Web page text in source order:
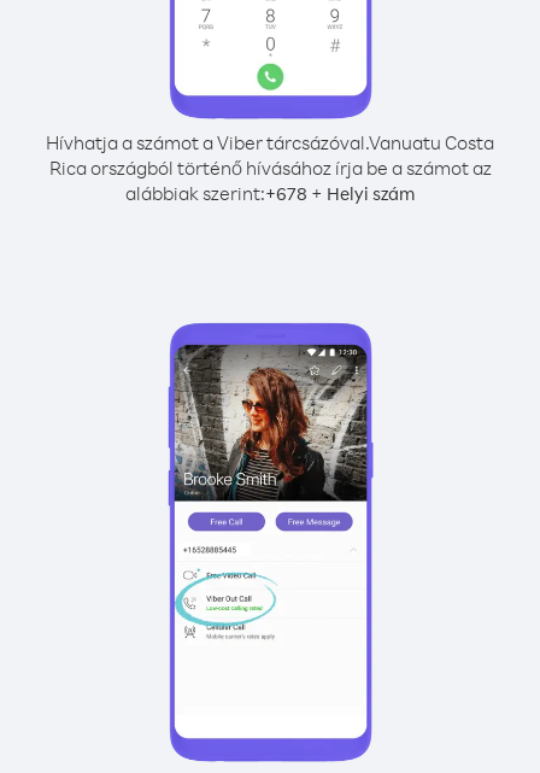
Hívhatja a számot a Viber tárcsázóval.Vanuatu Costa
Rica országból történő hívásához írja be a számot az
alábbiak szerint:+678 + Helyi szám